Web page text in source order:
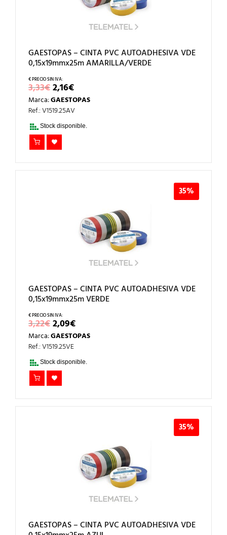
GAESTOPAS – CINTA PVC AUTOADHESIVA VDE
0,15x19mmx25m AMARILLA/VERDE
3,33€EL
PRECIO
ORIGINAL
ERA:
3,33€.
2,16€EL
PRECIO
ACTUAL
ES:2,16€.
Marca:GAESTOPAS
Ref.: V1519.25AV
Stock disponible.
35%
GAESTOPAS – CINTA PVC AUTOADHESIVA VDE
0,15x19mmx25m VERDE
3,22€EL
PRECIO
ORIGINAL
ERA:
3,22€.
2,09€EL
PRECIO
ACTUAL
2,09€.
Marca:GAESTOPAS
Ref.: V1519.25VE
Stock disponible.
35%
GAESTOPAS – CINTA PVC AUTOADHESIVA VDE